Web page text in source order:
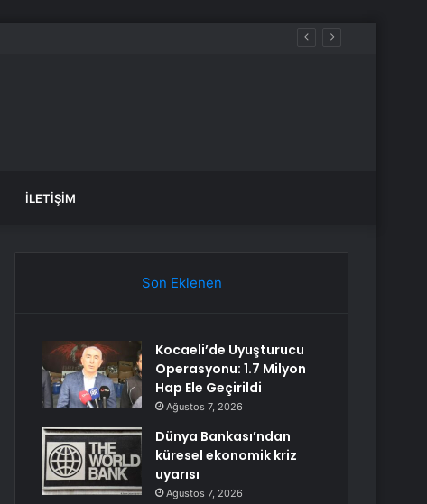
İLETIŞIM
Son Eklenen
Kocaeli’de Uyuşturucu
Operasyonu: 1.7 Milyon
Hap Ele Geçirildi
Ağustos 7, 2026
Dünya Bankası’ndan
küresel ekonomik kriz
uyarısı
Ağustos 7, 2026